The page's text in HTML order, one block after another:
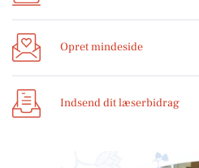
Opret mindeside
Indsend dit læserbidrag